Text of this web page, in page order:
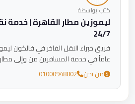
كتب بواسطة
ليموزين مطار القاهرة | خدمة
24/7
عاماً في خدمة المسافرين من وإلى مطار
من نحن 01000948802